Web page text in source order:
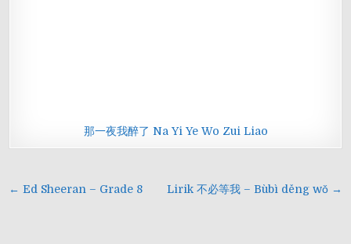
那一夜我醉了 Na Yi Ye Wo Zui Liao
Navigasi
← Ed Sheeran – Grade 8 Lirik 不必等我 – Bùbì děng wǒ →